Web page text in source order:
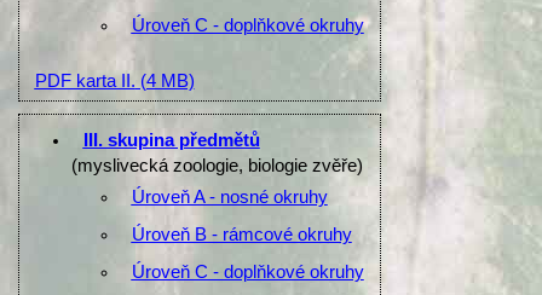
Úroveň C - doplňkové okruhy
PDF karta II. (4 MB)
III. skupina předmětů
(myslivecká zoologie, biologie zvěře)
Úroveň A - nosné okruhy
Úroveň B - rámcové okruhy
Úroveň C - doplňkové okruhy